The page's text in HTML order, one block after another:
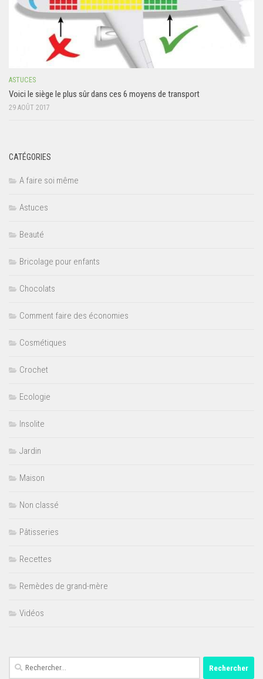
ASTUCES
Voici le siège le plus sûr dans ces 6 moyens de transport
29 AOÛT 2017
CATÉGORIES
A faire soi même
Astuces
Beauté
Bricolage pour enfants
Chocolats
Comment faire des économies
Cosmétiques
Crochet
Ecologie
Insolite
Jardin
Maison
Non classé
Pâtisseries
Recettes
Remèdes de grand-mère
Vidéos
Rechercher :